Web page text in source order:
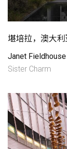
堪培拉，澳大
Janet Fieldhouse
Sister Charm